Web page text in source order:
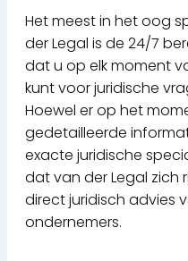
Het meest in het oog
der Legal is de 24/7
dat u op elk moment
kunt voor juridische
Hoewel er op het
gedetailleerde
exacte juridische
dat van der Legal zich
direct juridisch advies
ondernemers.